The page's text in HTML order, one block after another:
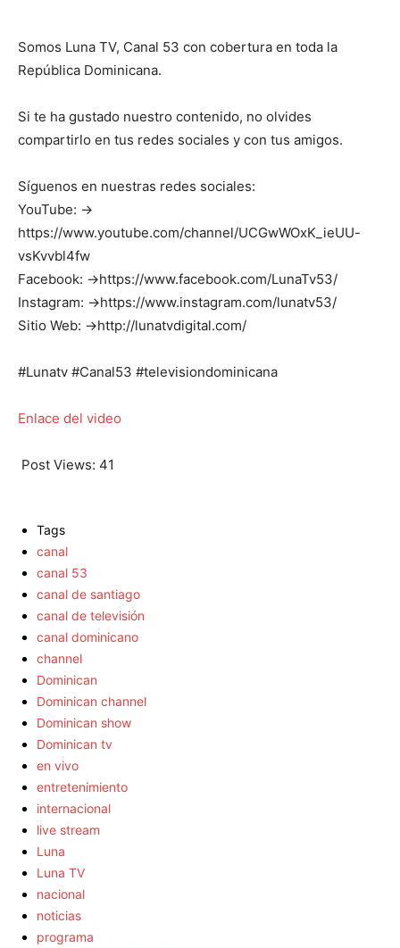
Somos Luna TV, Canal 53 con cobertura en toda la
República Dominicana.
Si te ha gustado nuestro contenido, no olvides
compartirlo en tus redes sociales y con tus amigos.
Síguenos en nuestras redes sociales:
YouTube: →
https://www.youtube.com/channel/UCGwWOxK_ieUU-
vsKvvbl4fw
Facebook: →https://www.facebook.com/LunaTv53/
Instagram: →https://www.instagram.com/lunatv53/
Sitio Web: →http://lunatvdigital.com/
#Lunatv #Canal53 #televisiondominicana
Enlace del video
Post Views: 41
Tags
canal
canal 53
canal de santiago
canal de televisión
canal dominicano
channel
Dominican
Dominican channel
Dominican show
Dominican tv
en vivo
entretenimiento
internacional
live stream
Luna
Luna TV
nacional
noticias
programa